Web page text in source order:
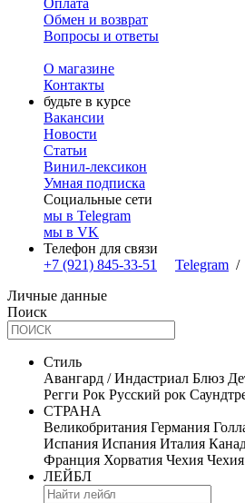
Оплата
Обмен и возврат
Вопросы и ответы
О магазине
Контакты
будьте в курсе
Вакансии
Новости
Статьи
Винил-лексикон
Умная подписка
Социальные сети
мы в Telegram
мы в VK
Телефон для связи
+7 (921) 845-33-51
Telegram /
Личные данные
Поиск
Стиль
Авангард / Индастриал Блюз
Регги Рок Русский рок
СТРАНА
Великобритания Германия
Испания Испания Италия
Франция Хорватия Чехия Чехия
ЛЕЙБЛ